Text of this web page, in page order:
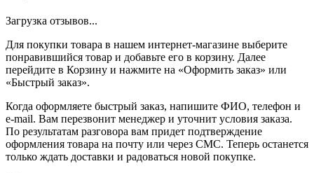
Загрузка отзывов...
Для покупки товара в нашем интернет-магазине выберите
понравившийся товар и добавьте его в корзину. Далее
перейдите в Корзину и нажмите на «Оформить заказ» или
«Быстрый заказ».
Когда оформляете быстрый заказ, напишите ФИО, телефон и
e-mail. Вам перезвонит менеджер и уточнит условия заказа.
По результатам разговора вам придет подтверждение
оформления товара на почту или через СМС. Теперь останется
только ждать доставки и радоваться новой покупке.